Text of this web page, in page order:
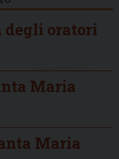
degli oratori
Maria
Maria